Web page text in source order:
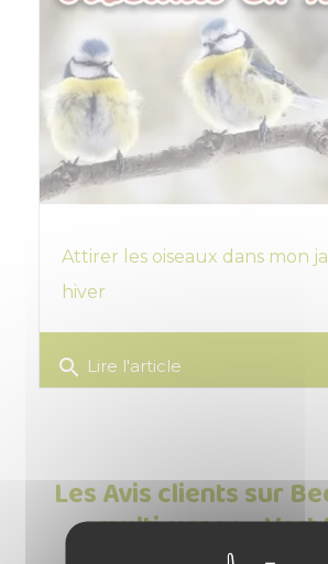
Attirer les oiseaux dans mon
hiver
search Lire l'article
Les Avis clients sur
multi-usage - Vert